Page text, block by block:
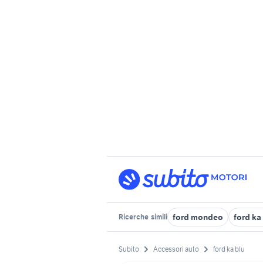
Ricerche simili ford mondeo ford
Subito Accessori auto ford ka blu